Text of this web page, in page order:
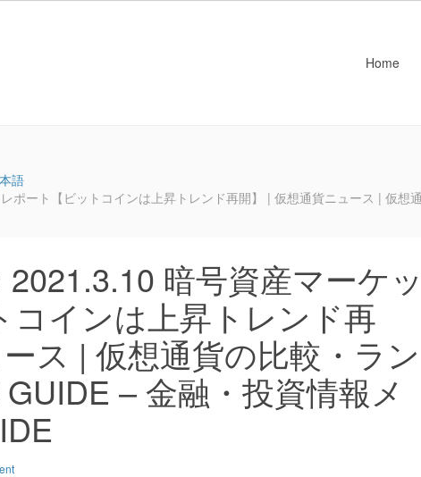
Home
語
ポート【ビットコインは上昇トレンド再開】 | 仮想通貨ニュース | 仮想
暗号資産マーケッ
コインは上昇トレンド再
ス | 仮想通貨の比較・ラン
– 金融・投資情報メ